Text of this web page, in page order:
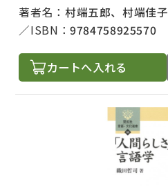
著者名： 村端五郎、村端佳子
ISBN：9784758925570
カートへ入れる